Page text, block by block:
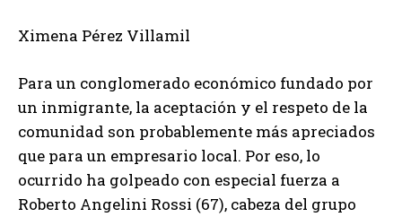
Ximena Pérez Villamil
Para un conglomerado económico fundado por
un inmigrante, la aceptación y el respeto de la
comunidad son probablemente más apreciados
que para un empresario local. Por eso, lo
ocurrido ha golpeado con especial fuerza a
Roberto Angelini Rossi (67), cabeza del grupo